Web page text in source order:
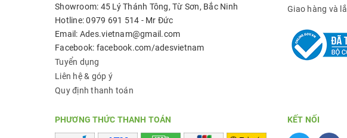
Showroom: 45 Lý Thánh Tông, Từ Sơn, Bắc Ninh
Hotline: 0979 691 514 - Mr Đức
Email: Ades.vietnam@gmail.com
Facebook: facebook.com/adesvietnam
Tuyển dụng
Liên hệ & góp ý
Quy định thanh toán
Giao hàng và
PHƯƠNG THỨC THANH TOÁN KẾT NỐI